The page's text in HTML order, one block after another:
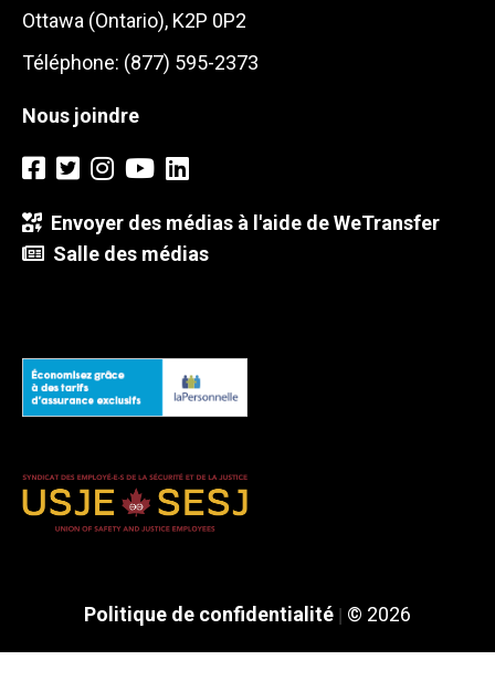
Ottawa (Ontario), K2P 0P2
Téléphone: (877) 595-2373
Nous joindre
Envoyer des médias à l'aide de WeTransfer
Salle des médias
Politique de confidentialité © 2026